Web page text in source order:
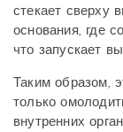
стекает сверху
основания, где
что запускает
Таким образом,
только
внутренних